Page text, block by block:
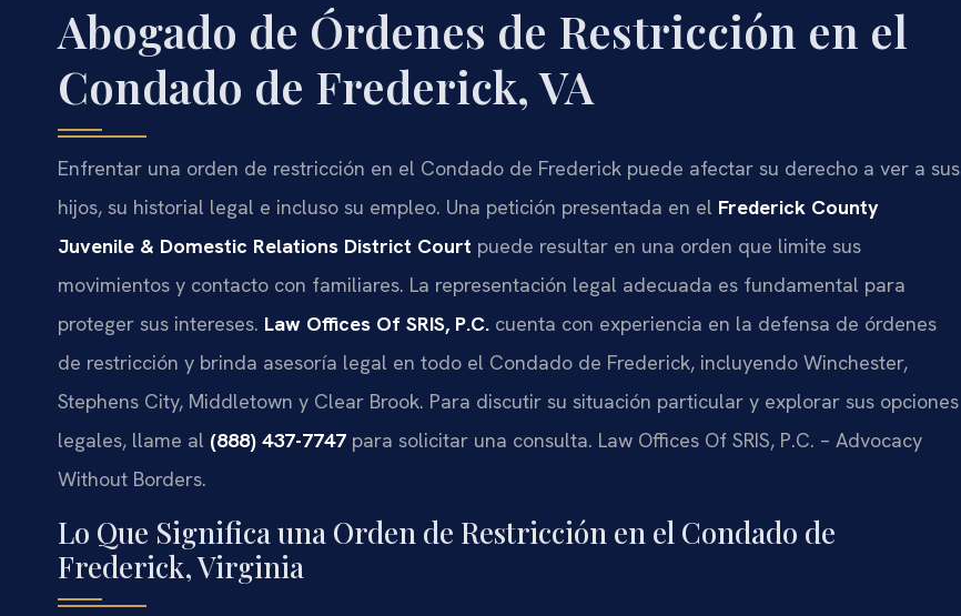
Abogado de Órdenes de Restricción en el
Condado de Frederick, VA
Enfrentar una orden de restricción en el Condado de Frederick puede afectar su derecho a ver a sus
hijos, su historial legal e incluso su empleo. Una petición presentada en el Frederick County
Juvenile & Domestic Relations District Court puede resultar en una orden que limite sus
movimientos y contacto con familiares. La representación legal adecuada es fundamental para
proteger sus intereses. Law Offices Of SRIS, P.C. cuenta con experiencia en la defensa de órdenes
de restricción y brinda asesoría legal en todo el Condado de Frederick, incluyendo Winchester,
Stephens City, Middletown y Clear Brook. Para discutir su situación particular y explorar sus opciones
legales, llame al (888) 437-7747 para solicitar una consulta. Law Offices Of SRIS, P.C. – Advocacy
Without Borders.
Lo Que Significa una Orden de Restricción en el Condado de
Frederick, Virginia